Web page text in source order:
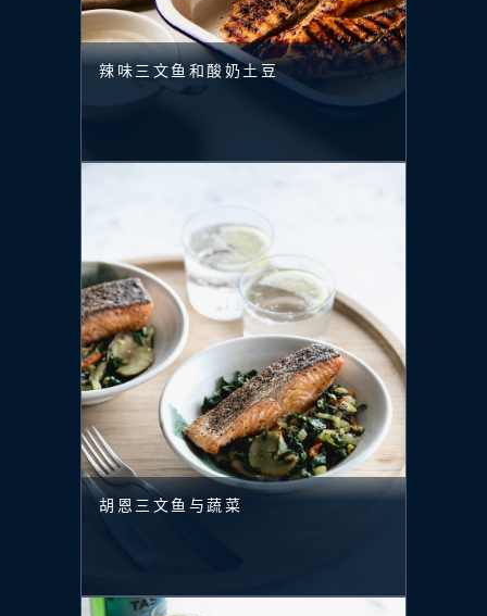
辣味三文鱼和酸奶土豆
胡恩三文鱼与蔬菜